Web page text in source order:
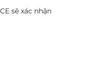
sẽ xác nhận